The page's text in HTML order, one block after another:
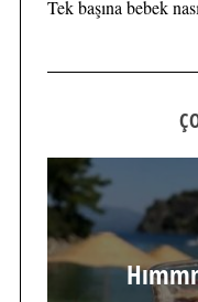
Tek başına bebek